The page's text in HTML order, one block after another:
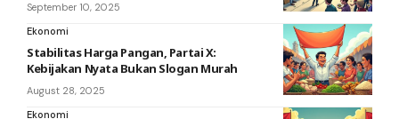
September 10, 2025
Ekonomi
Stabilitas Harga Pangan, Partai X:
Kebijakan Nyata Bukan Slogan Murah
August 28, 2025
Ekonomi